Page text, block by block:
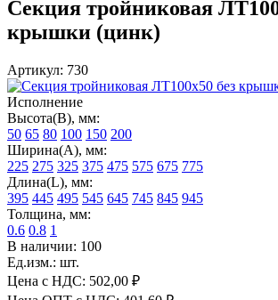
Секция тройниковая
крышки (цинк)
Артикул: 730
Исполнение
Высота(В), мм:
50 65 80 100 150 200
Ширина(А), мм:
225 275 325 375 475 575 675 775
Длина(L), мм:
395 445 495 545 645 745 845 945
Толщина, мм:
0.6 0.8 1
В наличии: 100
Ед.изм.: шт.
Цена с НДС: 502,00 ₽